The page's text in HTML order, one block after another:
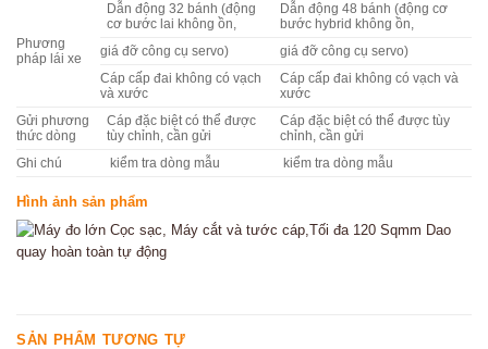
Phương
pháp lái xe
Dẫn động 32 bánh (động
cơ bước lai không ồn,
Dẫn động 48 bánh (động cơ
bước hybrid không ồn,
giá đỡ công cụ servo) giá đỡ công cụ servo)
Cáp cấp đai không có vạch
và xước
Cáp cấp đai không có vạch và
xước
Gửi phương
thức dòng
Cáp đặc biệt có thể được
tùy chỉnh, cần gửi
Cáp đặc biệt có thể được tùy
chỉnh, cần gửi
Ghi chú kiểm tra dòng mẫu kiểm tra dòng mẫu
Hình ảnh sản phẩm
SẢN PHẨM TƯƠNG TỰ